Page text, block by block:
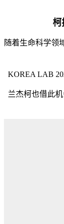
柯
随着生命科学领
KOREA LAB
兰杰柯也借此